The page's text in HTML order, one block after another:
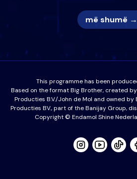
më shumë →
This programme has been
Based on the format Big Brother, created
Producties B.V./John de Mol and owned by
Producties BV., part of the Banijay Group,
Copyright © Endamol Shine